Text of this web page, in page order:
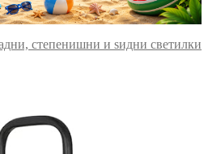
степенишни и ѕидни светилки